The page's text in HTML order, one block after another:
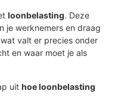
loonbelasting. Deze
je werknemers en draag
valt er precies onder
en waar moet je als
uit hoe loonbelasting